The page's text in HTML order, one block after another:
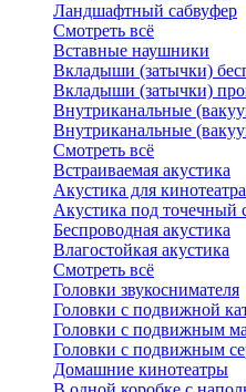
Ландшафтный сабвуфер
Смотреть всё
Вставные наушники
Вкладыши (затычки)
Вкладыши (затычки)
Внутриканальные
Внутриканальные
Смотреть всё
Встраиваемая акустика
Акустика для кинотеатра
Акустика под точечный
Беспроводная акустика
Влагостойкая акустика
Смотреть всё
Головки звукоснимателя
Головки с подвижной
Головки с подвижным
Головки с подвижным
Домашние кинотеатры